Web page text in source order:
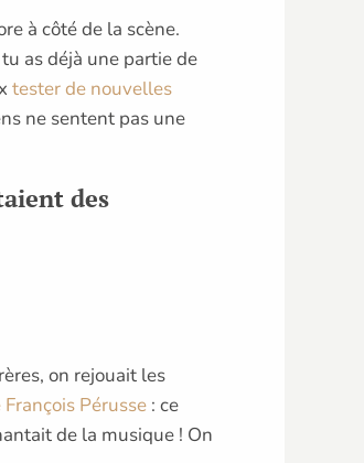
à côté de la scène.
as déjà une partie de
tester de nouvelles
ne sentent pas une
des
on rejouait les
Pérusse : ce
de la musique ! On